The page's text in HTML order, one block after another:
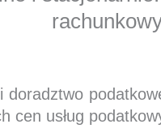
cen usług